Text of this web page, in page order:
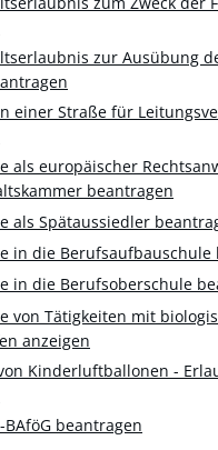
zur Ausübung
einer Straße für
als europäischer
beantragen
als Spätaussiedler
in die Berufsaufbauschule
in die Berufsoberschule
von Tätigkeiten mit
anzeigen
Kinderluftballonen -
beantragen